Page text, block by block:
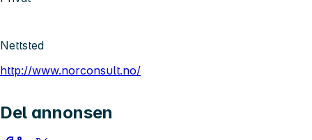
Nettsted
http://www.norconsult.no/
Del annonsen